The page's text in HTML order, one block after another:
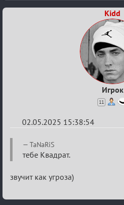
Kidd
Игрок
11
02.05.2025 15:38:54
Re:
Разговоры
XIX
ТПК.
TaNaRiS
тебе Квадрат.
звучит как угроза)